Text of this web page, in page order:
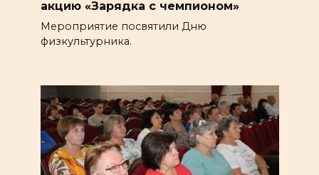
акцию «Зарядка с чемпионом»
Мероприятие посвятили Дню
физкультурника.